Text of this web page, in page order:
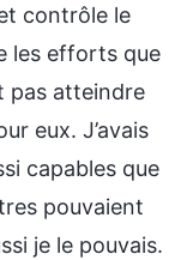
contrôle le
les efforts que
pas atteindre
eux. J’avais
capables que
pouvaient
je le pouvais.